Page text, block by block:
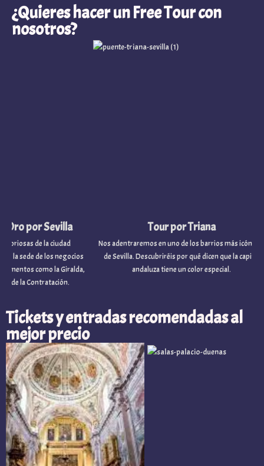
¿Quieres hacer un Free Tour con
nosotros?
Tour por Triana
Nos adentraremos en uno de los barrios más icónicos
de Sevilla. Descubriréis por qué dicen que la capital
andaluza tiene un color especial.
por Sevilla
de la ciudad
de los negocios
como la Giralda,
la Contratación.
Tickets y entradas recomendadas al
mejor precio